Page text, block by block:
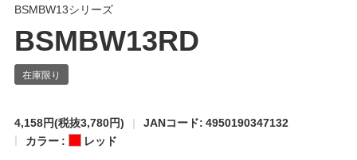
BSMBW13シリーズ
BSMBW13RD
4,158円(税抜3,780円)
JANコード: 4950190347132
カラー :
レッド